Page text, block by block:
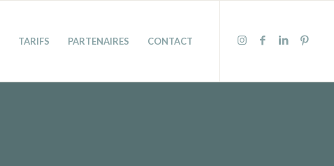
TARIFS PARTENAIRES CONTACT